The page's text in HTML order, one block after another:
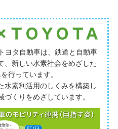
ヨタ自動車は、鉄道と自動車
新しい水素社会をめざした
行っています。
水素利活用のしくみを構築し
くりをめざしています。